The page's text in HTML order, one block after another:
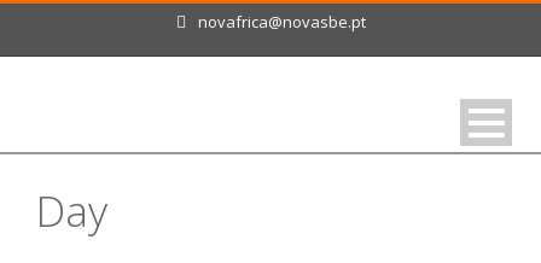
novafrica@novasbe.pt
Day